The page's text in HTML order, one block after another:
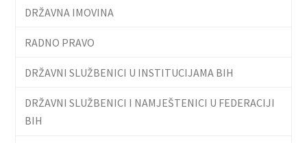
DRŽAVNA IMOVINA
RADNO PRAVO
DRŽAVNI SLUŽBENICI U INSTITUCIJAMA BIH
DRŽAVNI SLUŽBENICI I NAMJEŠTENICI U FEDERACIJI
BIH